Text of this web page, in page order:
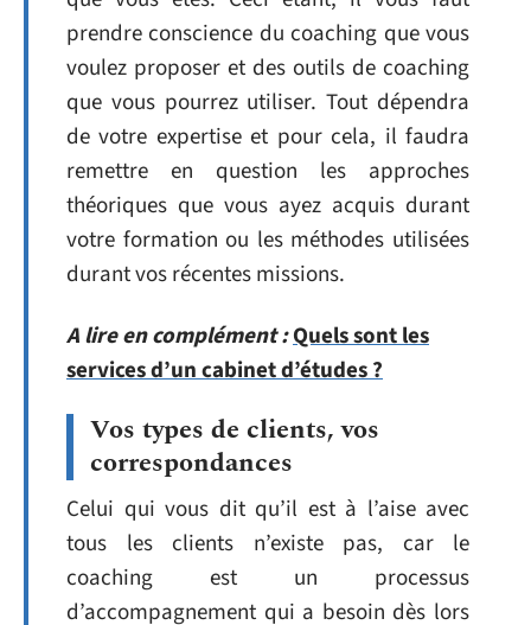
prendre conscience du coaching que vous
voulez proposer et des outils de coaching
que vous pourrez utiliser. Tout dépendra
de votre expertise et pour cela, il faudra
remettre en question les approches
théoriques que vous ayez acquis durant
votre formation ou les méthodes utilisées
durant vos récentes missions.
A lire en complément :Quels sont les
services d’un cabinet d’études ?
Vos types de clients, vos
correspondances
Celui qui vous dit qu’il est à l’aise avec
tous les clients n’existe pas, car le
coaching est un processus
d’accompagnement qui a besoin dès lors